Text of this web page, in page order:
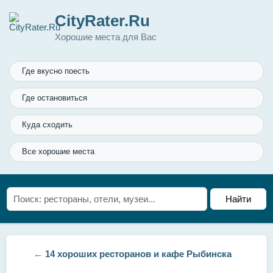
CityRater.Ru
Хорошие места для Вас
Где вкусно поесть
Где остановиться
Куда сходить
Все хорошие места
← 14 хороших ресторанов и кафе Рыбинска